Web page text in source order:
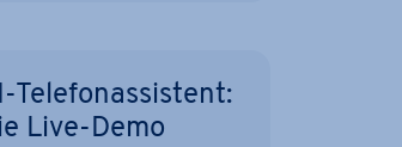
Te­le­fon­as­sis­tent:
Live-Demo